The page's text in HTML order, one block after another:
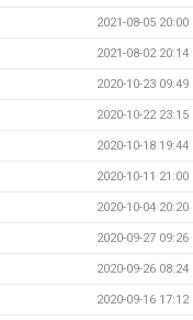
2021-08-05 20:00
2021-08-02 20:14
2020-10-23 09:49
2020-10-22 23:15
2020-10-18 19:44
2020-10-11 21:00
2020-10-04 20:20
2020-09-27 09:26
2020-09-26 08:24
2020-09-16 17:12